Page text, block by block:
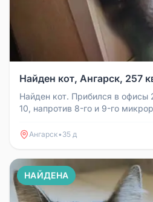
Найден кот, Ангарск, 257
Найден кот. Прибился в офисы
10, напротив 8-го и 9-го
Ангарск• 35 д
НАЙДЕНА